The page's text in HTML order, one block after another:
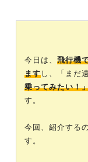
今日は、 飛行機
ますし、「まだ
乗ってみたい！
す。
今回、紹介する
す。